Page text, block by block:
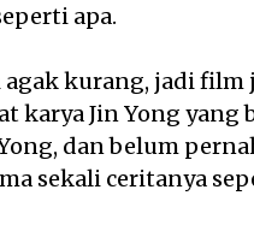
apa.
agak kurang, jadi
karya Jin Yong yang
dan belum
sekali ceritanya